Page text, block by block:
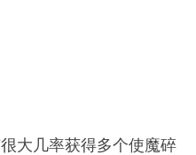
大几率获得多个使魔碎